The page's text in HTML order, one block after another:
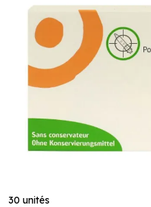
30 unités